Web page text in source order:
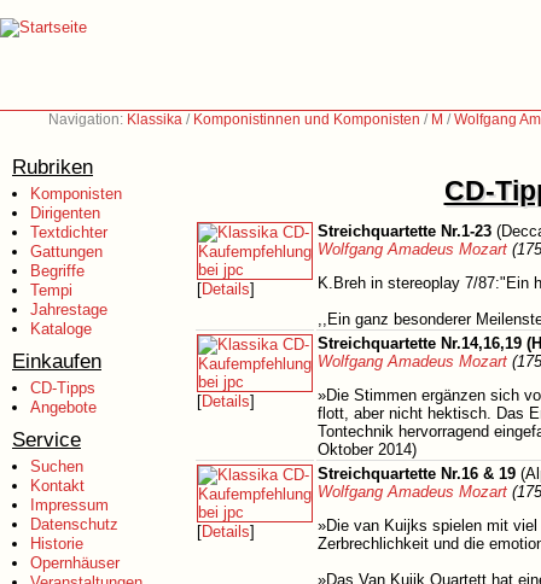
Navigation: Klassika / Komponistinnen und Komponisten / M /Wolfgang
Rubriken
Komponisten
Dirigenten
Textdichter
Gattungen
Begriffe
Tempi
Jahrestage
Kataloge
Einkaufen
CD-Tipps
Angebote
Service
Suchen
Kontakt
Impressum
Datenschutz
Historie
Opernhäuser
CD-
[Details]
Streichquartette Nr.1-23
Wolfgang Amadeus Mozart
K.Breh in stereoplay 7/87:"Ein
,,Ein ganz besonderer
[Details]
Streichquartette Nr.14,16,19
Wolfgang Amadeus Mozart
»Die Stimmen ergänzen sich
flott, aber nicht hektisch. Das
Tontechnik hervorragend
Oktober 2014)
[Details]
Streichquartette Nr.16 & 19
Wolfgang Amadeus Mozart
»Die van Kuijks spielen mit
Zerbrechlichkeit und die
»Das Van Kuijk Quartett hat